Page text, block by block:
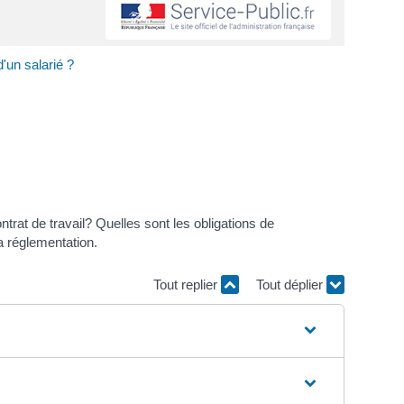
salarié ?
de travail? Quelles sont les obligations de
réglementation.
Tout replier Tout déplier